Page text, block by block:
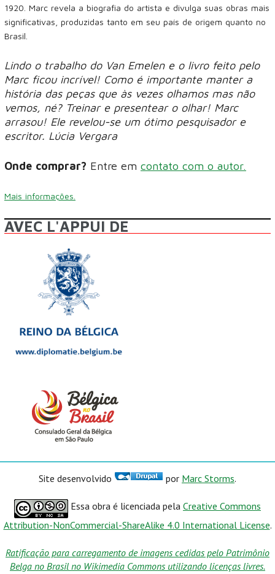
1920. Marc revela a biografia do artista e divulga suas obras mais
significativas, produzidas tanto em seu país de origem quanto no
Brasil.
Lindo o trabalho do Van Emelen e o livro feito pelo
Marc ficou incrível! Como é importante manter a
história das peças que às vezes olhamos mas não
vemos, né? Treinar e presentear o olhar! Marc
arrasou! Ele revelou-se um ótimo pesquisador e
escritor. Lúcia Vergara
Onde comprar? Entre em contato com o autor.
Mais informações.
AVEC L'APPUI DE
Site desenvolvido por Marc Storms.
Essa obra é licenciada pela Creative Commons
Attribution-NonCommercial-ShareAlike 4.0 International License.
Ratificação para carregamento de imagens cedidas pelo Patrimônio
Belga no Brasil no Wikimedia Commons utilizando licenças livres.